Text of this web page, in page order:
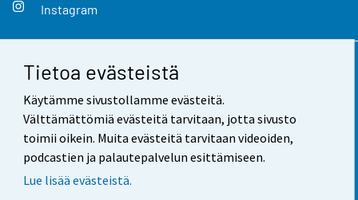
Tietoa evästeistä
Käytämme sivustollamme evästeitä.
Välttämättömiä evästeitä tarvitaan, jotta sivusto
toimii oikein. Muita evästeitä tarvitaan videoiden,
podcastien ja palautepalvelun esittämiseen.
Lue lisää evästeistä.
Instagram
Yhteystiedot
Palaute
Käyttöehdot